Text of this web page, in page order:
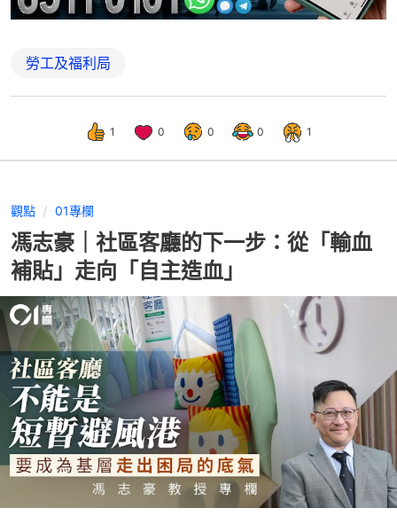
勞工及福利局
1 0 0 0 1
觀點 01專欄
馮志豪｜社區客廳的下一步：從「輸血
補貼」走向「自主造血」